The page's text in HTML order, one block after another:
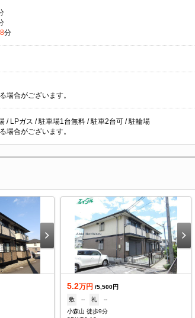
分
場合がございます。
/ LPガス / 駐車場1台無料 / 駐車2台可 / 駐輪場
場合がございます。
5.2万円 /5,500円
敷
-- 礼
--
小森山 徒歩9分